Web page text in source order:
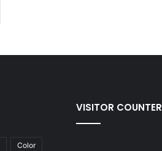
Color
VISITOR COUNTER